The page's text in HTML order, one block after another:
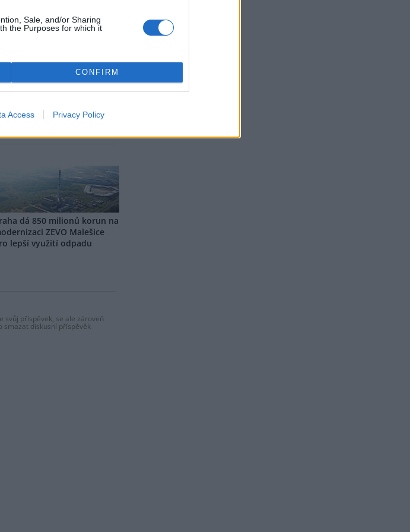
Sale, and/or Sharing
the Purposes for which it
CONFIRM
Access Privacy Policy
nebo další šíření obsahu ze
dá 850 milionů korun na
ZEVO Malešice
lepší využití odpadu
svůj příspěvek, se ale zároveň
smazat diskusní příspěvěk